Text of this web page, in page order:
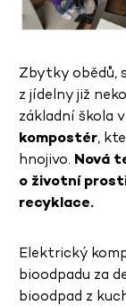
Zbytky obědů,
z jídelny již
základní škola
kompostér,
hnojivo. Nová
o životní
recyklace.
Elektrický
bioodpadu za
bioodpad z